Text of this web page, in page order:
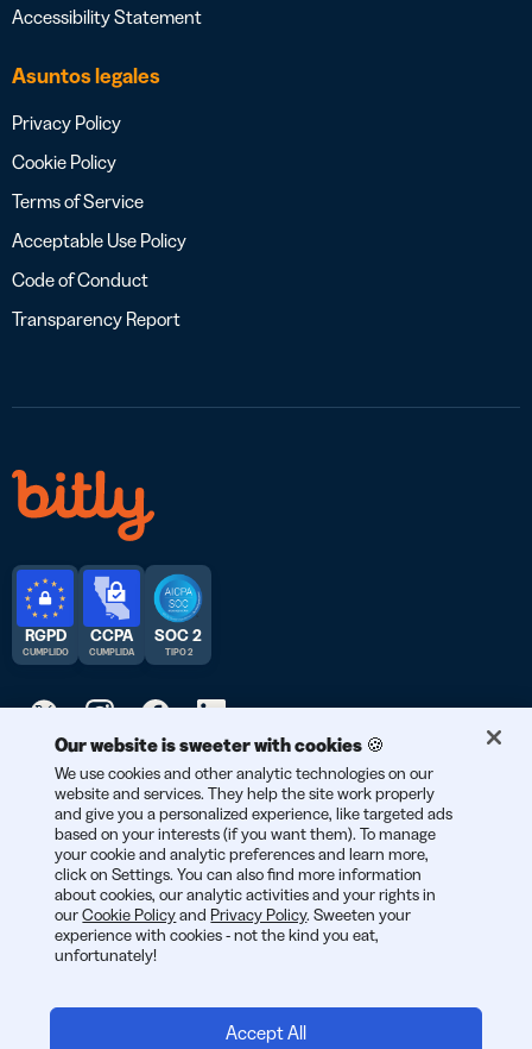
Accessibility Statement
Asuntos legales
Privacy Policy
Cookie Policy
Terms of Service
Acceptable Use Policy
Code of Conduct
Transparency Report
© 2026 Bitly | Hecho con cariño en Nueva York City, Berlín y en
todo el mundo.
RGPD
CUMPLIDO
CCPA
CUMPLIDA
SOC 2
TIPO 2
Our website is sweeter with cookies 🍪
We use cookies and other analytic technologies on our
website and services. They help the site work properly
and give you a personalized experience, like targeted ads
based on your interests (if you want them). To manage
your cookie and analytic preferences and learn more,
click on Settings. You can also find more information
about cookies, our analytic activities and your rights in
ourCookie Policyand Privacy Policy. Sweeten your
experience with cookies - not the kind you eat,
unfortunately!
Accept All